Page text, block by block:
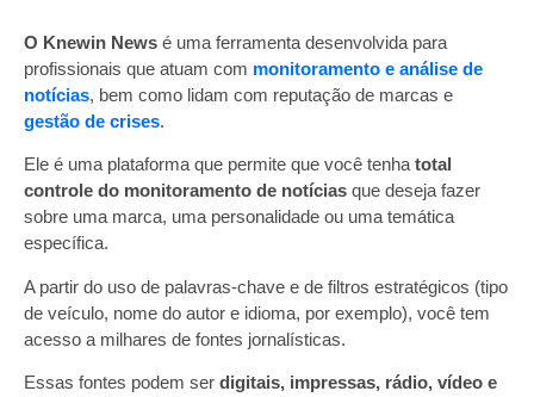
O Knewin News é uma ferramenta desenvolvida para
profissionais que atuam com monitoramento e análise de
notícias, bem como lidam com reputação de marcas e
gestão de crises.
Ele é uma plataforma que permite que você tenhatotal
controle do monitoramento de notícias que deseja fazer
sobre uma marca, uma personalidade ou uma temática
específica.
A partir do uso de palavras-chave e de filtros estratégicos (tipo
de veículo, nome do autor e idioma, por exemplo), você tem
acesso a milhares de fontes jornalísticas.
Essas fontes podem ser digitais, impressas, rádio, vídeo e